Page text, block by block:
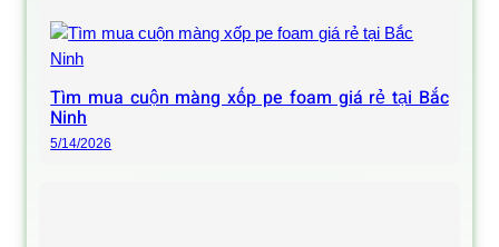
Tìm mua cuộn màng xốp pe foam giá rẻ tại Bắc
Ninh
5/14/2026